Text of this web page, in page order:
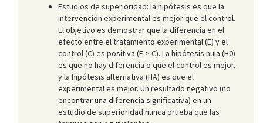
Estudios de superioridad: la hipótesis es que la
intervención experimental es mejor que el control.
El objetivo es demostrar que la diferencia en el
efecto entre el tratamiento experimental (E) y el
control (C) es positiva (E > C). La hipótesis nula (H0)
es que no hay diferencia o que el control es mejor,
y la hipótesis alternativa (HA) es que el
experimental es mejor. Un resultado negativo (no
encontrar una diferencia significativa) en un
estudio de superioridad nunca prueba que las